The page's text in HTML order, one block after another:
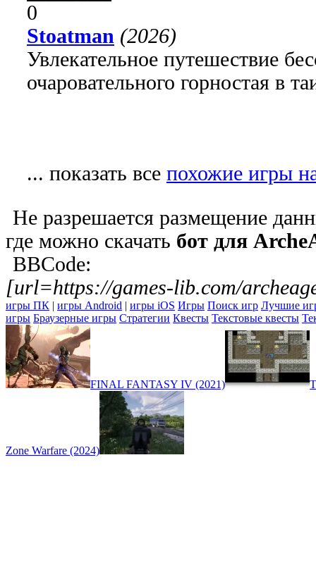
0
Stoatman (2026)
Увлекательное путешествие
очаровательного горностая в
... показать все похожие игры
Не разрешается размещение
где можно скачать бот для
BBCode:
[url=https://games-lib.com/
игры ПК | игры Android | игры iOS Игры Поиск игр Лучшие
игры Браузерные игры Стратегии Квесты Текстовые квесты
FINAL FANTASY IV (2021)
Zone Warfare (2024)